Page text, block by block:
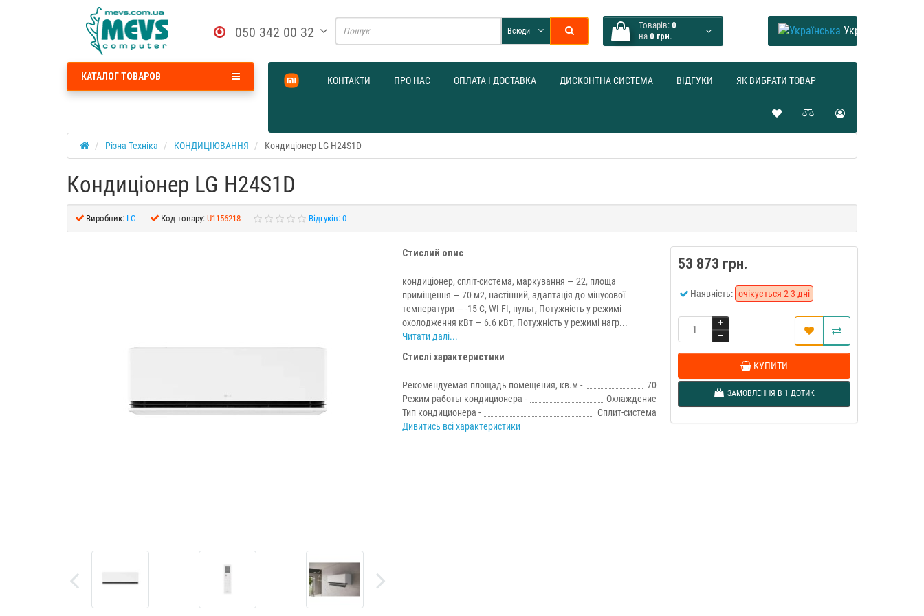
050 342 00 32 Товарів: 0
на 0 грн.
Всюди Українська
КОНТАКТИ ПРО НАС ОПЛАТА І ДОСТАВКА ДИСКОНТНА СИСТЕМА ВІДГУКИ ЯК ВИБРАТИ ТОВАР
КАТАЛОГ ТОВАРОВ
Різна Техніка КОНДИЦІЮВАННЯ Кондиціонер LG H24S1D
Кондиціонер LG H24S1D
Виробник: LG Код товару: U1156218 Відгуків: 0
Стислий опис
кондиціонер, спліт-система, маркування — 22, площа
приміщення — 70 м2, настінний, адаптація до мінусової
температури — -15 C, WI-FI, пульт, Потужність у режимі
охолодження кВт — 6.6 кВт, Потужність у режимі нагр...
Читати далі...
Стислі характеристики
Рекомендуемая площадь помещения, кв.м -
70
Режим работы кондиционера -
Охлаждение
Тип кондиционера -
Сплит-система
Дивитись всі характеристики
53 873 грн.
Наявність: очікується 2-3 дні
КУПИТИ
ЗАМОВЛЕННЯ В 1 ДОТИК